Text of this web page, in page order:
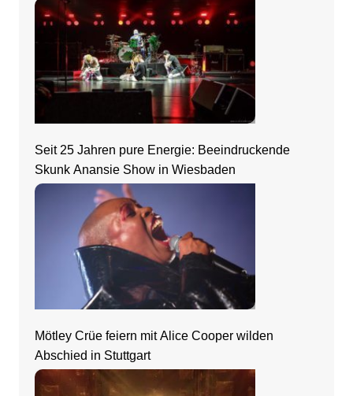
Seit 25 Jahren pure Energie: Beeindruckende
Skunk Anansie Show in Wiesbaden
Mötley Crüe feiern mit Alice Cooper wilden
Abschied in Stuttgart